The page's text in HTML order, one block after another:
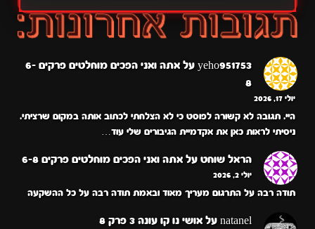
yeho951753 על
אתה ואני הפכים מוחלטים פרקים 6-
8
יולי 17, 2026
היי. תגובה לא קשורה לפוסט כי לא הצלחתי לכתוב אותה במקום שרציתי.
ניסיתי לראות כאן את אקדמיית הגיבורים שלי עוד…
הראל שוחט על אתה ואני הפכים מוחלטים פרקים 6-8
יולי 2, 2026
תודה רבה על התרגום מעריך מאוד ובאמת תודה רבה על כל ההשקעה
natanel על אושי נו קו עונה 3 פרק 8